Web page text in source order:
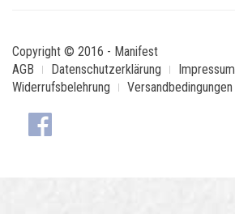
Copyright © 2016 - Manifest
AGB
Datenschutzerklärung Impressum
Widerrufsbelehrung
Versandbedingungen